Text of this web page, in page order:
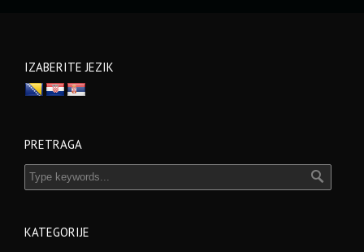
IZABERITE JEZIK
PRETRAGA
KATEGORIJE